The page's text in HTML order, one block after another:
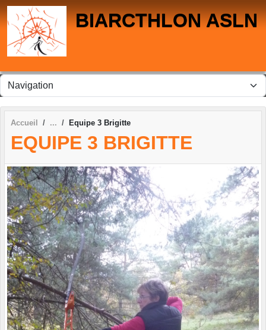
BIARCTHLON ASLN
Accueil Equipe 3 Brigitte
EQUIPE 3 BRIGITTE
Panneau de gestion des cookies